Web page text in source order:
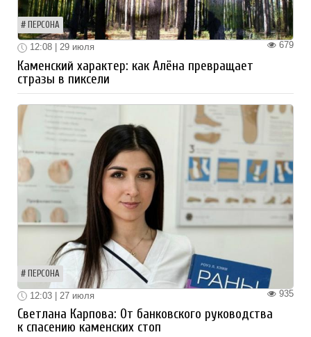
ПЕРСОНА
679
12:08 | 29 июля
Каменский характер: как Алёна превращает
стразы в пиксели
ПЕРСОНА
935
12:03 | 27 июля
Светлана Карпова: От банковского руководства
к спасению каменских стоп